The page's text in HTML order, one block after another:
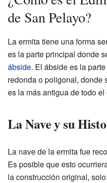
de San Pelayo?
La ermita tiene una forma
es la parte principal donde
ábside. El ábside es la
redonda o poligonal, donde
es la más antigua de todo el
La Nave y su
La nave de la ermita fue
Es posible que esto
la construcción original,